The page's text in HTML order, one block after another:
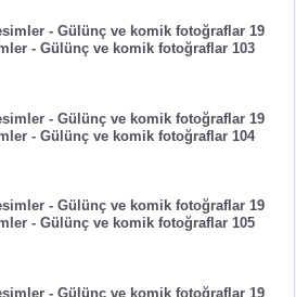
- Gülünç ve komik fotoğraflar 103
- Gülünç ve komik fotoğraflar 104
- Gülünç ve komik fotoğraflar 105